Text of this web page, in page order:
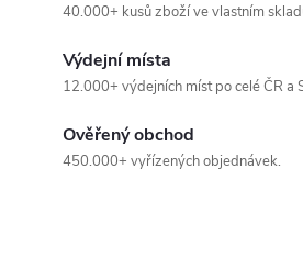
40.000+ kusů zboží ve vlastním
Výdejní místa
12.000+ výdejních míst po celé ČR a
Ověřený obchod
450.000+ vyřízených objednávek.